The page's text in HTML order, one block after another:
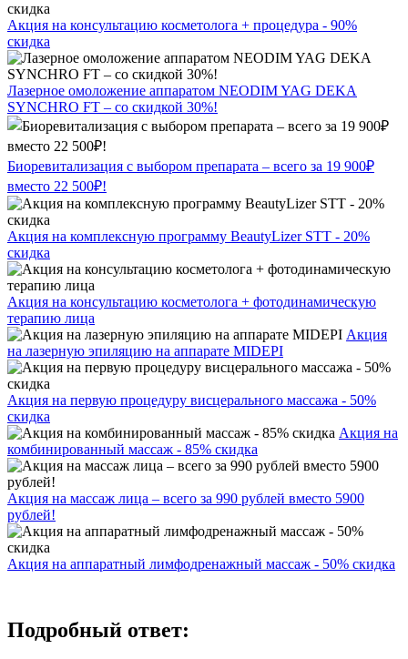
Акция на консультацию косметолога + процедура - 90%
скидка
Лазерное омоложение аппаратом NEODIM YAG DEKA
SYNCHRO FT – со скидкой 30%!
Биоревитализация с выбором препарата – всего за 19 900₽
вместо 22 500₽!
Акция на комплексную программу BeautyLizer STT - 20%
скидка
Акция на консультацию косметолога + фотодинамическую
терапию лица
Акция
на лазерную эпиляцию на аппарате MIDEPI
Акция на первую процедуру висцерального массажа - 50%
скидка
Акция на
комбинированный массаж - 85% скидка
Акция на массаж лица – всего за 990 рублей вместо 5900
рублей!
Акция на аппаратный лимфодренажный массаж - 50% скидка
Подробный ответ: